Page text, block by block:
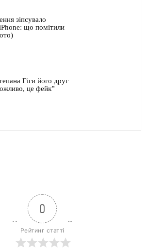
зіпсувало
що помітили
Гіги його друг
це фейк”
0
Рейтинг статті